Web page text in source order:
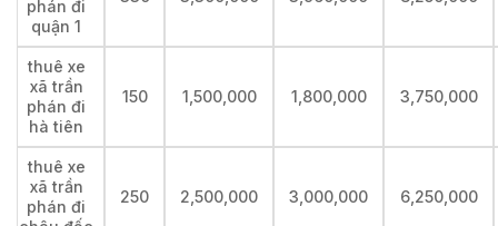
phán đi
quận 1
thuê xe
xã trần
phán đi
hà tiên
150 1,500,000 1,800,000 3,750,000
thuê xe
xã trần
phán đi
250 2,500,000 3,000,000 6,250,000